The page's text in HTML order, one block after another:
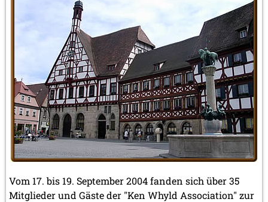
Vom 17. bis 19. September 2004 fanden sich über 35
Mitglieder und Gäste der "Ken Whyld Association" zur